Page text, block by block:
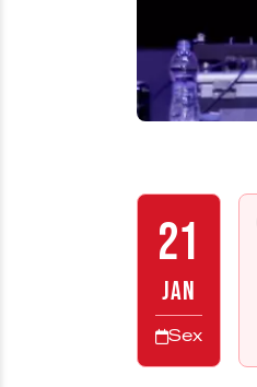
21
JAN
Sex